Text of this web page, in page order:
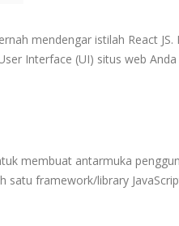
mendengar istilah React JS.
Interface (UI) situs web Anda
membuat antarmuka
satu framework/library